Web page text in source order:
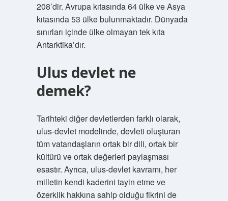
208’dir. Avrupa kıtasında 64 ülke ve Asya
kıtasında 53 ülke bulunmaktadır. Dünyada
sınırları içinde ülke olmayan tek kıta
Antarktika’dır.
Ulus devlet ne
demek?
Tarihteki diğer devletlerden farklı olarak,
ulus-devlet modelinde, devleti oluşturan
tüm vatandaşların ortak bir dili, ortak bir
kültürü ve ortak değerleri paylaşması
esastır. Ayrıca, ulus-devlet kavramı, her
milletin kendi kaderini tayin etme ve
özerklik hakkına sahip olduğu fikrini de